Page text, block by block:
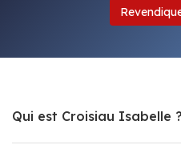
Qui est Croisiau Isabelle ?